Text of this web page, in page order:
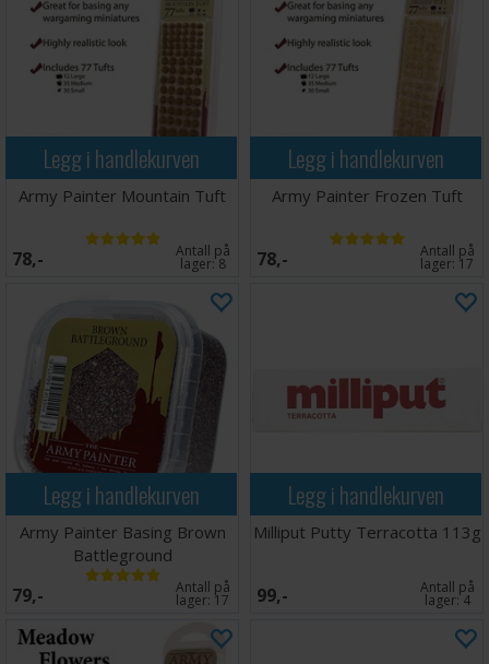
Legg i handlekurven
Army Painter Mountain Tuft
78,- Antall på
lager:8
Legg i handlekurven
Army Painter Frozen Tuft
78,- Antall på
lager: 17
Legg i handlekurven
Army Painter Basing Brown
Battleground
79,- Antall på
lager: 17
Legg i handlekurven
Milliput Putty Terracotta 113g
99,- Antall på
lager:4